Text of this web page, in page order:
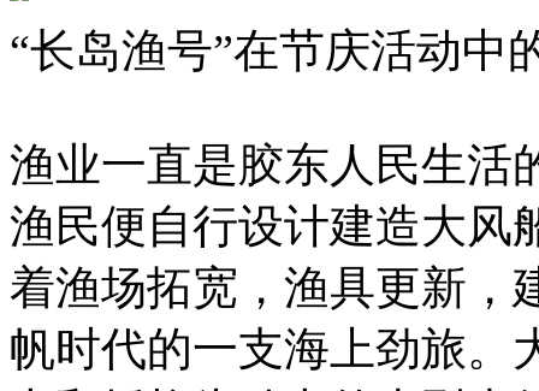
“长岛渔号”在节庆活动中
渔业一直是胶东人民生活
渔民便自行设计建造大风
着渔场拓宽，渔具更新，
帆时代的一支海上劲旅。